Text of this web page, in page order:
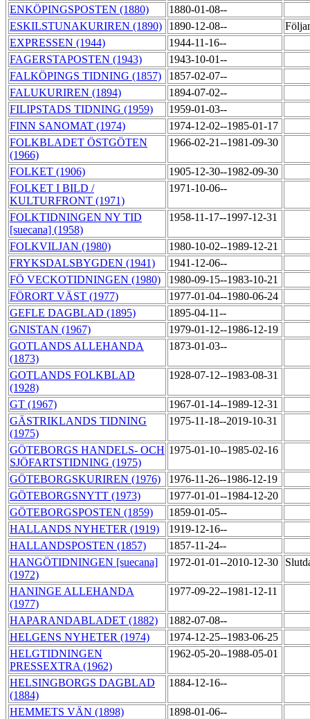
ENKÖPINGSPOSTEN (1880)
1880-01-08--
ESKILSTUNAKURIREN (1890)
1890-12-08--
EXPRESSEN (1944)
1944-11-16--
FAGERSTAPOSTEN (1943)
1943-10-01--
FALKÖPINGS TIDNING (1857)
1857-02-07--
FALUKURIREN (1894)
1894-07-02--
FILIPSTADS TIDNING (1959)
1959-01-03--
FINN SANOMAT (1974)
1974-12-02--1985-01-17
FOLKBLADET ÖSTGÖTEN
(1966)
1966-02-21--1981-09-30
FOLKET (1906)
1905-12-30--1982-09-30
FOLKET I BILD /
KULTURFRONT (1971)
1971-10-06--
FOLKTIDNINGEN NY TID
[suecana] (1958)
1958-11-17--1997-12-31
FOLKVILJAN (1980)
1980-10-02--1989-12-21
FRYKSDALSBYGDEN (1941)
1941-12-06--
FÖ VECKOTIDNINGEN (1980)
1980-09-15--1983-10-21
FÖRORT VÄST (1977)
1977-01-04--1980-06-24
GEFLE DAGBLAD (1895)
1895-04-11--
GNISTAN (1967)
1979-01-12--1986-12-19
GOTLANDS ALLEHANDA
(1873)
1873-01-03--
GOTLANDS FOLKBLAD
(1928)
1928-07-12--1983-08-31
GT (1967)
1967-01-14--1989-12-31
GÄSTRIKLANDS TIDNING
(1975)
1975-11-18--2019-10-31
GÖTEBORGS HANDELS- OCH
SJÖFARTSTIDNING (1975)
1975-01-10--1985-02-16
GÖTEBORGSKURIREN (1976)
1976-11-26--1986-12-19
GÖTEBORGSNYTT (1973)
1977-01-01--1984-12-20
GÖTEBORGSPOSTEN (1859)
1859-01-05--
HALLANDS NYHETER (1919)
1919-12-16--
HALLANDSPOSTEN (1857)
1857-11-24--
HANGÖTIDNINGEN [suecana]
(1972)
1972-01-01--2010-12-30
HANINGE ALLEHANDA
(1977)
1977-09-22--1981-12-11
HAPARANDABLADET (1882)
1882-07-08--
HELGENS NYHETER (1974)
1974-12-25--1983-06-25
HELGTIDNINGEN
PRESSEXTRA (1962)
1962-05-20--1988-05-01
HELSINGBORGS DAGBLAD
(1884)
1884-12-16--
HEMMETS VÄN (1898)
1898-01-06--